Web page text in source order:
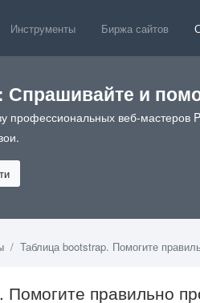
Инструменты Биржа сайтов
и
профессиональных веб-мастеров
Таблица bootstrap. Помогите
правильно